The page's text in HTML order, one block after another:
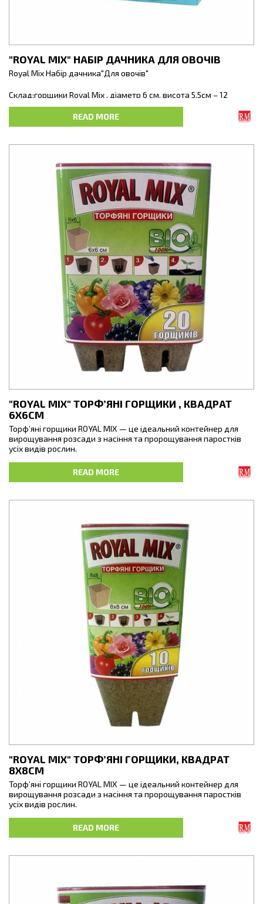
"ROYAL MIX" НАБІР ДАЧНИКА ДЛЯ ОВОЧІВ
Rоyal Mix Набір дачника"Для овочів"
Склад:горщики Royal Мix , діаметр 6 см, висота 5,5см – 12
шт.Торф’яні таблетки:класичні J-7, діаметр 33, висота 8мм — 10
шт.класичні J-7, діаметр 41, висота 8мм — 10 шт.класичні J-7,
діаметр 44, висота 8мм — 10 шт.кокосові
READ MORE
"ROYAL MIX" ТОРФ’ЯНІ ГОРЩИКИ , КВАДРАТ
6Х6СМ
Торф’яні горщики ROYAL MIX — це ідеальний контейнер для
вирощування розсади з насіння та пророщування паростків
усіх видів рослин.
Це органічний продукт, що виготовлений з білого мохового
торфу, деревинної маси, вапняку та води. Усі компоненти
READ MORE
"ROYAL MIX" ТОРФ’ЯНІ ГОРЩИКИ, КВАДРАТ
8Х8СМ
Торф’яні горщики ROYAL MIX — це ідеальний контейнер для
вирощування розсади з насіння та пророщування паростків
усіх видів рослин.
Це органічний продукт, що виготовлений з білого мохового
торфу, деревинної маси, вапняку та води. Усі компоненти
READ MORE